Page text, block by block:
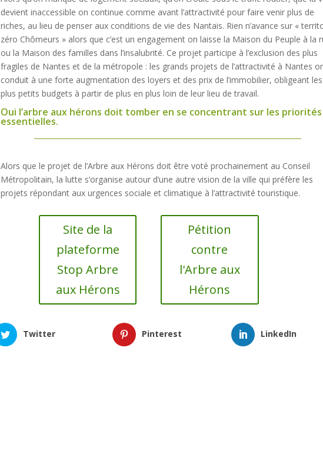
devient inaccessible on continue comme avant l’attractivité pour faire venir plus de
riches, au lieu de penser aux conditions de vie des Nantais. Rien n’avance sur «
zéro Chômeurs » alors que c’est un engagement on laisse la Maison du Peuple à la
ou la Maison des familles dans l’insalubrité. Ce projet participe à l’exclusion des plus
fragiles de Nantes et de la métropole : les grands projets de l’attractivité à Nantes
conduit à une forte augmentation des loyers et des prix de l’immobilier, obligeant les
plus petits budgets à partir de plus en plus loin de leur lieu de travail.
Oui l’arbre aux hérons doit tomber en se concentrant sur les priorités
essentielles.
Alors que le projet de l’Arbre aux Hérons doit être voté prochainement au Conseil
Métropolitain, la lutte s’organise autour d’une autre vision de la ville qui préfère les
projets répondant aux urgences sociale et climatique à l’attractivité touristique.
Site de la
plateforme
Stop Arbre
aux Hérons
Pétition
contre
l'Arbre aux
Hérons
Twitter Pinterest LinkedIn